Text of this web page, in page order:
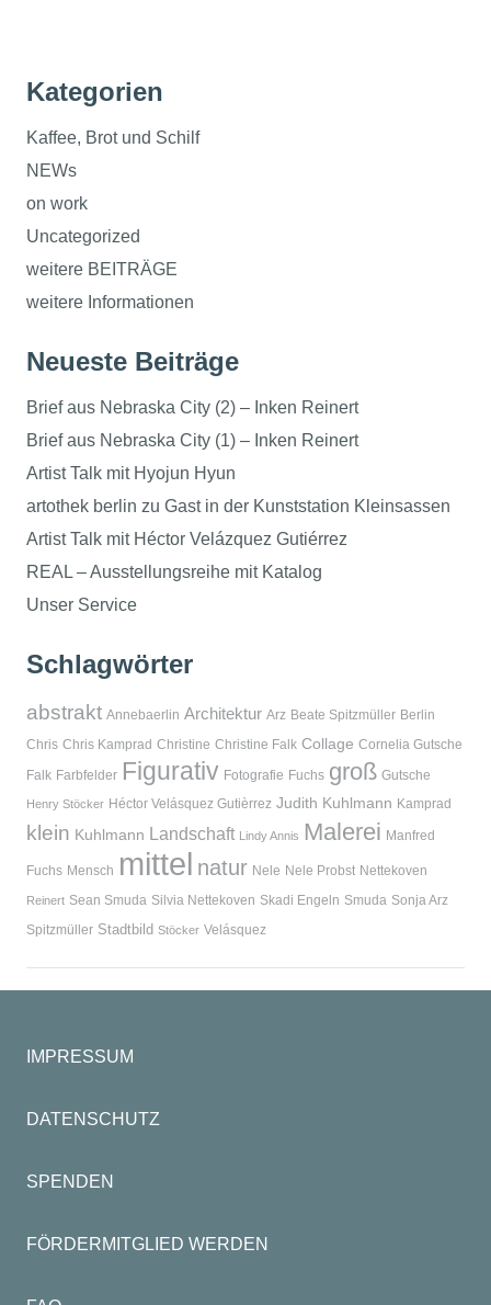
Kategorien
Kaffee, Brot und Schilf
NEWs
on work
Uncategorized
weitere BEITRÄGE
weitere Informationen
Neueste Beiträge
Brief aus Nebraska City (2) – Inken Reinert
Brief aus Nebraska City (1) – Inken Reinert
Artist Talk mit Hyojun Hyun
artothek berlin zu Gast in der Kunststation Kleinsassen
Artist Talk mit Héctor Velázquez Gutiérrez
REAL – Ausstellungsreihe mit Katalog
Unser Service
Schlagwörter
abstrakt Annebaerlin Architektur Arz Beate Spitzmüller Berlin
Chris Chris Kamprad Christine Christine Falk Collage Cornelia Gutsche
Falk Farbfelder Figurativ Fotografie Fuchs groß Gutsche
Henry Stöcker Héctor Velásquez Gutièrrez Judith Kuhlmann Kamprad
klein Kuhlmann Landschaft Lindy Annis Malerei Manfred
Fuchs Mensch mittel natur Nele Nele Probst Nettekoven
Reinert Sean Smuda Silvia Nettekoven Skadi Engeln Smuda Sonja Arz
Spitzmüller Stadtbild Stöcker Velásquez
IMPRESSUM
DATENSCHUTZ
SPENDEN
FÖRDERMITGLIED WERDEN